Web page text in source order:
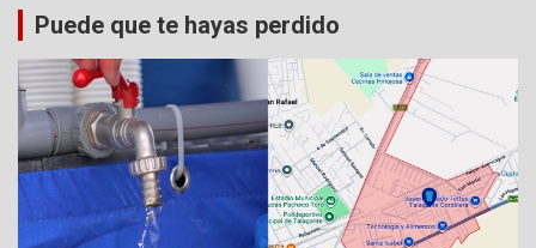
Puede que te hayas perdido